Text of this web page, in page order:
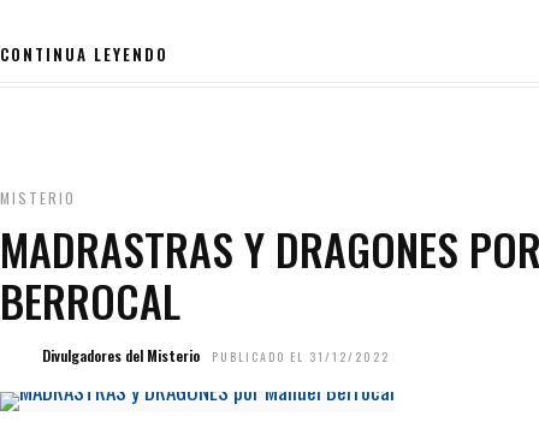
CONTINUA LEYENDO
MISTERIO
MADRASTRAS Y DRAGONES
BERROCAL
Divulgadores del Misterio PUBLICADO EL 31/12/2022